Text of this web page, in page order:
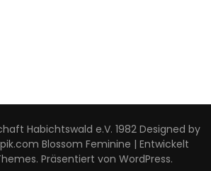
Habichtswald e.V. 1982 Designed by
Blossom Feminine | Entwickelt
. Präsentiert von WordPress.